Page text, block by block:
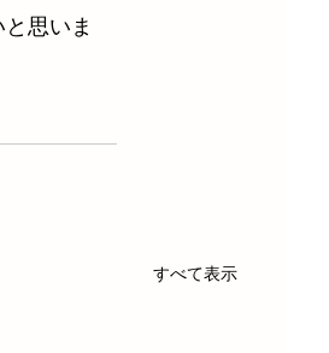
思いま
すべて表示